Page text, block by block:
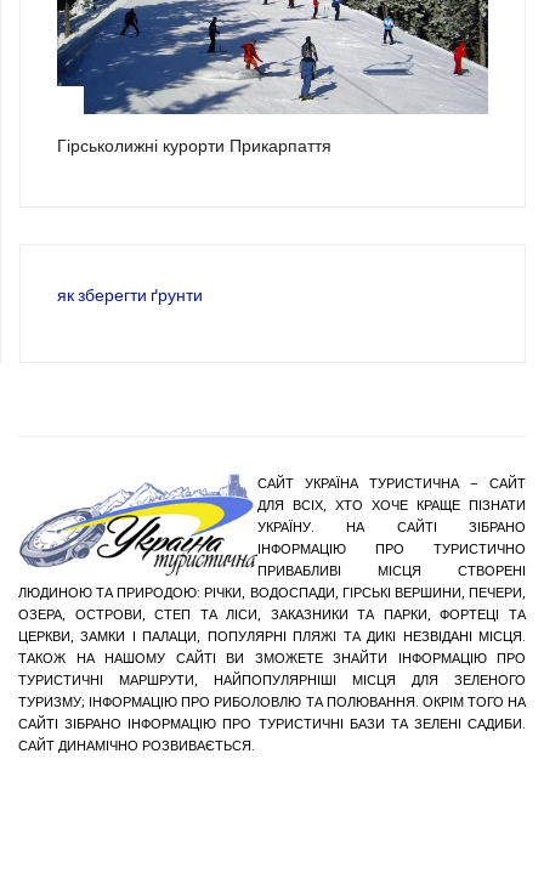
Гірськолижні курорти Прикарпаття
як зберегти ґрунти
САЙТ УКРАЇНА ТУРИСТИЧНА – САЙТ
ДЛЯ ВСІХ, ХТО ХОЧЕ КРАЩЕ ПІЗНАТИ
УКРАЇНУ. НА САЙТІ ЗІБРАНО
ІНФОРМАЦІЮ ПРО ТУРИСТИЧНО
ПРИВАБЛИВІ МІСЦЯ СТВОРЕНІ
ЛЮДИНОЮ ТА ПРИРОДОЮ: РІЧКИ, ВОДОСПАДИ, ГІРСЬКІ ВЕРШИНИ, ПЕЧЕРИ,
ОЗЕРА, ОСТРОВИ, СТЕП ТА ЛІСИ, ЗАКАЗНИКИ ТА ПАРКИ, ФОРТЕЦІ ТА
ЦЕРКВИ, ЗАМКИ І ПАЛАЦИ, ПОПУЛЯРНІ ПЛЯЖІ ТА ДИКІ НЕЗВІДАНІ МІСЦЯ.
ТАКОЖ НА НАШОМУ САЙТІ ВИ ЗМОЖЕТЕ ЗНАЙТИ ІНФОРМАЦІЮ ПРО
ТУРИСТИЧНІ МАРШРУТИ, НАЙПОПУЛЯРНІШІ МІСЦЯ ДЛЯ ЗЕЛЕНОГО
ТУРИЗМУ; ІНФОРМАЦІЮ ПРО РИБОЛОВЛЮ ТА ПОЛЮВАННЯ. ОКРІМ ТОГО НА
САЙТІ ЗІБРАНО ІНФОРМАЦІЮ ПРО ТУРИСТИЧНІ БАЗИ ТА ЗЕЛЕНІ САДИБИ.
САЙТ ДИНАМІЧНО РОЗВИВАЄТЬСЯ.